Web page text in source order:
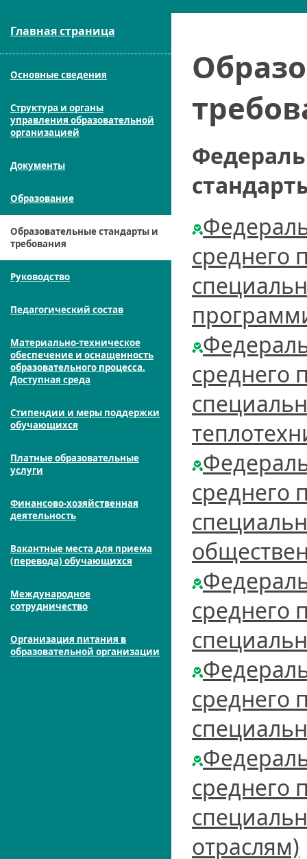
Главная страница
Основные сведения
Структура и органы
управления образовательной
организацией
Документы
Образование
Образовательные стандарты и
требования
Руководство
Педагогический состав
Материально-техническое
обеспечение и оснащенность
образовательного процесса.
Доступная среда
Стипендии и меры поддержки
обучающихся
Платные образовательные
услуги
Финансово-хозяйственная
деятельность
Вакантные места для приема
(перевода) обучающихся
Международное
сотрудничество
Организация питания в
образовательной организации
среднего
среднего
среднего
среднего
среднего
среднего
отраслям)